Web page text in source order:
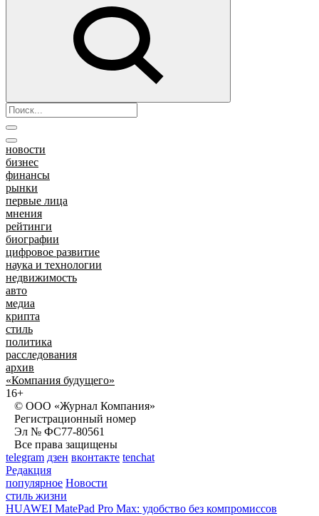
новости
бизнес
финансы
рынки
первые лица
мнения
рейтинги
биографии
цифровое развитие
наука и технологии
недвижимость
авто
медиа
крипта
стиль
политика
расследования
архив
«Компания будущего»
16+
© ООО «Журнал Компания»
Регистрационный номер
Эл № ФС77-80561
Все права защищены
telegram дзен вконтакте tenchat
Редакция
популярное Новости
стиль жизни
HUAWEI MatePad Pro Max: удобство без компромиссов